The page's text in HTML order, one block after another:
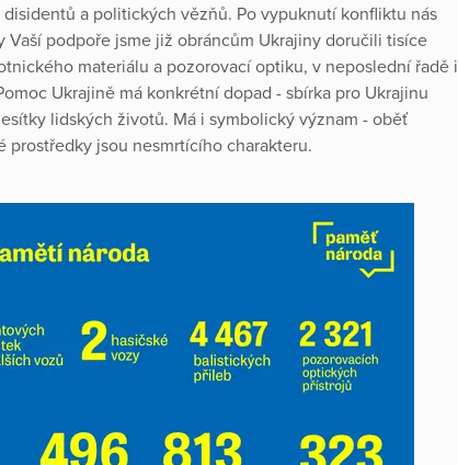
a politických vězňů. Po vypuknutí konfliktu nás
podpoře jsme již obráncům Ukrajiny doručili tisíce
materiálu a pozorovací optiku, v neposlední řadě i
Ukrajině má konkrétní dopad - sbírka pro Ukrajinu
lidských životů. Má i symbolický význam - oběť
prostředky jsou nesmrtícího charakteru.